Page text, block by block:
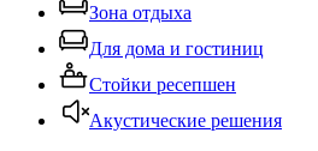
Зона отдыха
Для дома и гостиниц
Стойки ресепшен
Акустические решения